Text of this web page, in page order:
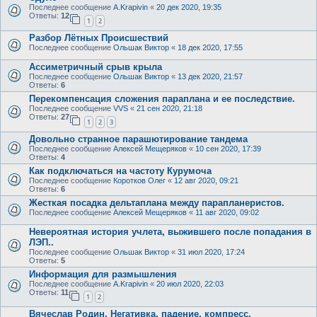
Последнее сообщение A.Krapivin « 20 дек 2020, 19:35
Ответы: 12
1 2
Разбор Лётных Происшествий
Последнее сообщение Ольшак Виктор « 18 дек 2020, 17:55
Ассиметричный срыв крыла
Последнее сообщение Ольшак Виктор « 13 дек 2020, 21:57
Ответы: 6
Перекомпенсация сложения параплана и ее последствие.
Последнее сообщение VVS « 21 сен 2020, 21:18
Ответы: 27
1 2 3
Довольно странное парашютирование тандема
Последнее сообщение Алексей Мещеряков « 10 сен 2020, 17:39
Ответы: 4
Как подключаться на частоту Курумоча
Последнее сообщение Коротков Олег « 12 авг 2020, 09:21
Ответы: 6
Жесткая посадка дельтаплана между парапланеристов.
Последнее сообщение Алексей Мещеряков « 11 авг 2020, 09:02
Невероятная история учлета, выжившего после попадания в
ЛЭП..
Последнее сообщение Ольшак Виктор « 31 июл 2020, 17:24
Ответы: 5
Информация для размышления
Последнее сообщение A.Krapivin « 20 июл 2020, 22:03
Ответы: 11
1 2
Вячеслав Родин. Негативка, падение, компресс.